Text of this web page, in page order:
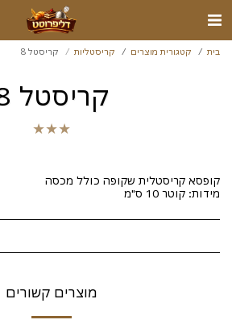
בית קטגורית מוצרים קריסטליות קריסטל 8
קריסטל 8
★
★
★
מידות: קוטר 10 ס"מ
מוצרים קשורים